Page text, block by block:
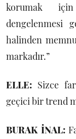
korumak
dengelenmesi
halinden
markadır.”
ELLE: Sizce
geçici bir trend
BURAK İNAL: